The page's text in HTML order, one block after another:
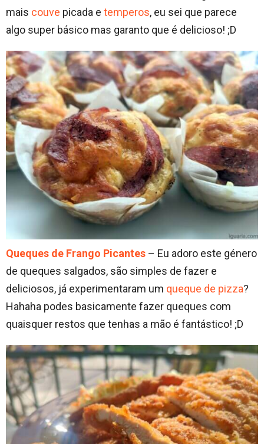
mais couve picada e temperos, eu sei que parece
algo super básico mas garanto que é delicioso! ;D
Queques de Frango Picantes – Eu adoro este género
de queques salgados, são simples de fazer e
deliciosos, já experimentaram um queque de pizza?
Hahaha podes basicamente fazer queques com
quaisquer restos que tenhas a mão é fantástico! ;D